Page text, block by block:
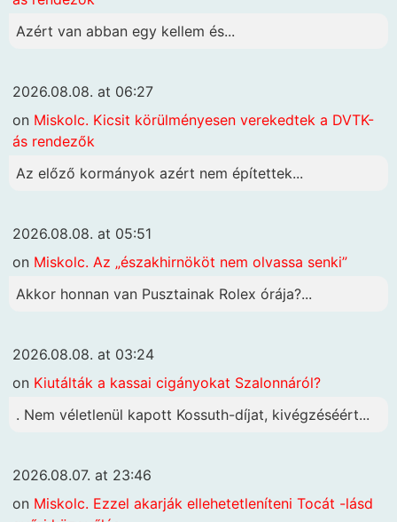
Azért van abban egy kellem és...
2026.08.08. at 06:27
on Miskolc. Kicsit körülményesen verekedtek a DVTK-
ás rendezők
Az előző kormányok azért nem építettek...
2026.08.08. at 05:51
on Miskolc. Az „északhirnököt nem olvassa senki”
Akkor honnan van Pusztainak Rolex órája?...
2026.08.08. at 03:24
on Kiutálták a kassai cigányokat Szalonnáról?
. Nem véletlenül kapott Kossuth-díjat, kivégzéséért...
2026.08.07. at 23:46
on Miskolc. Ezzel akarják ellehetetleníteni Tocát -lásd